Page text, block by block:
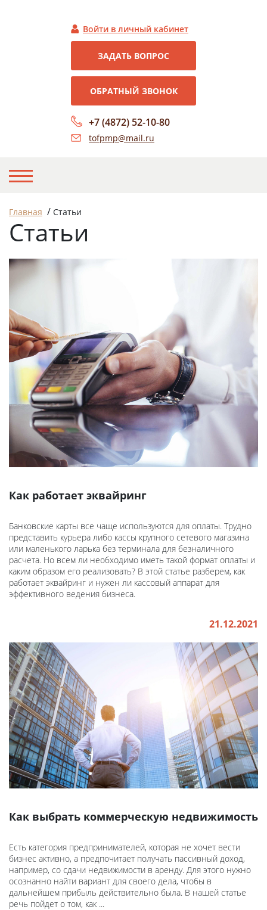
+7 (4872) 52-10-80
tofpmp@mail.ru
Войти в личный кабинет
ЗАДАТЬ ВОПРОС
ОБРАТНЫЙ ЗВОНОК
О НАС
КОНТАКТЫ
Главная / Статьи
Статьи
Как работает эквайринг
Банковские карты все чаще используются для оплаты. Трудно
представить курьера либо кассы крупного сетевого магазина
или маленького ларька без терминала для безналичного
расчета. Но всем ли необходимо иметь такой формат оплаты и
каким образом его реализовать? В этой статье разберем, как
работает эквайринг и нужен ли кассовый аппарат для
эффективного ведения бизнеса.
21.12.2021
Как выбрать коммерческую недвижимость
Есть категория предпринимателей, которая не хочет вести
бизнес активно, а предпочитает получать пассивный доход,
например, со сдачи недвижимости в аренду. Для этого нужно
осознанно найти вариант для своего дела, чтобы в
дальнейшем прибыль действительно была. В нашей статье
речь пойдет о том, как ...